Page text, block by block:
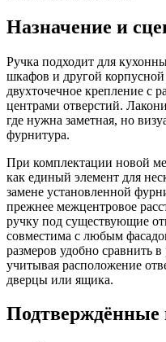
Назначение и
Ручка подходит для
шкафов и другой корпусной
двухточечное крепление с
центрами отверстий.
где нужна заметная, но
фурнитура.
При комплектации новой
как единый элемент для
замене установленной
прежнее межцентровое
ручку под существующие
совместима с любым
размеров удобно сравнить в
учитывая расположение
дверцы или ящика.
Подтверждённые